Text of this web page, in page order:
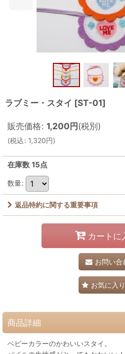
ラブミー・スタイ [ST-01]
販売価格: 1,200円(税別)
(税込: 1,320円)
在庫数 15点
数量:
返品特約に関する重要事項
カートに
お問い合
お気に入
商品詳細
ベビーカラーのかわいいスタイ。